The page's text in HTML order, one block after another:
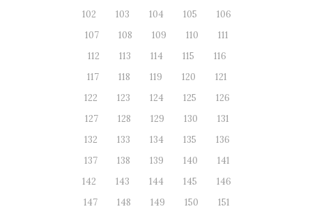
102
103 104 105
106
107
108 109 110
111
112
113 114 115
116
117
118 119 120
121
122
123 124 125
126
127
128 129 130
131
132
133 134 135
136
137
138 139 140
141
142
143 144 145
146
147
148 149 150
151